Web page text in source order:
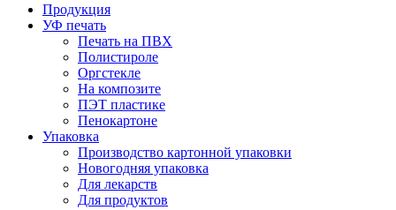
Продукция
УФ печать
Печать на ПВХ
Полистироле
Оргстекле
На композите
ПЭТ пластике
Пенокартоне
Упаковка
Производство картонной упаковки
Новогодняя упаковка
Для лекарств
Для продуктов